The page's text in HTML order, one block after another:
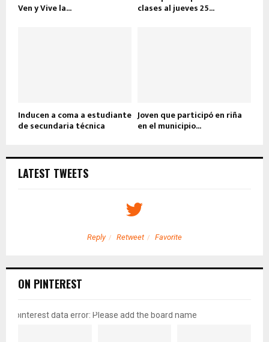
Ven y Vive la... clases al jueves 25...
Inducen a coma a estudiante
de secundaria técnica
Joven que participó en riña
en el municipio...
LATEST TWEETS
Reply Retweet Favorite
ON PINTEREST
pinterest data error: Please add the board name